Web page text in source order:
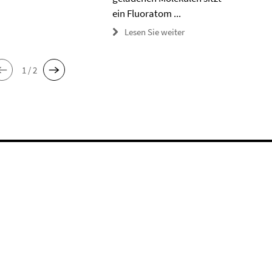
ein Fluoratom ...
Lesen Sie weiter
1 / 2